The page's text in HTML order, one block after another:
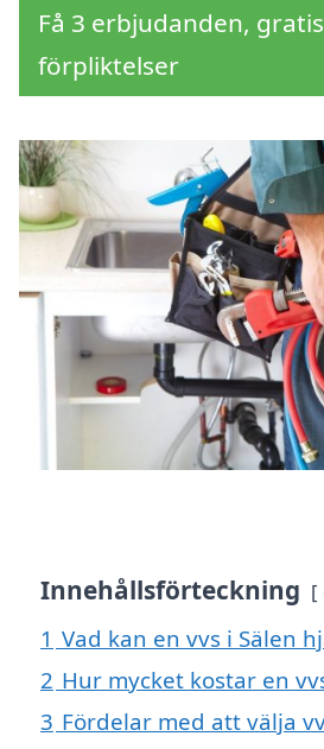
Få 3 erbjudanden,
förpliktelser
Innehållsförteckning
1 Vad kan en vvs i Sälen
2 Hur mycket kostar en
3 Fördelar med att välja